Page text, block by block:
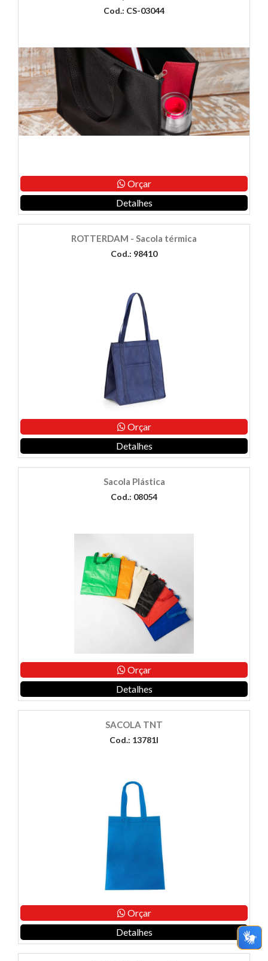
Cod.: CS-03044
Orçar
Detalhes
ROTTERDAM - Sacola térmica
Cod.: 98410
Orçar
Detalhes
Sacola Plástica
Cod.: 08054
Orçar
Detalhes
SACOLA TNT
Cod.: 13781I
Orçar
Detalhes